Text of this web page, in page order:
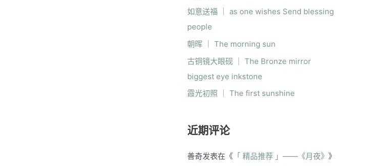
如意送福 ｜ as one wishes Send blessing
people
朝晖 ｜ The morning sun
古铜镜大眼砚 ｜ The Bronze mirror
biggest eye inkstone
霞光初照 ｜ The first sunshine
近期评论
善奇发表在《 「 精品推荐 」——《月夜》 》